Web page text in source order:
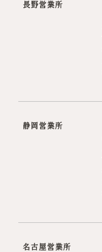
長野営業所
静岡営業所
名古屋営業所